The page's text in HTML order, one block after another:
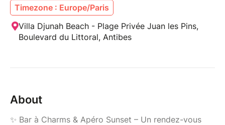
Timezone : Europe/Paris
Villa Djunah Beach - Plage Privée Juan les Pins,
Boulevard du Littoral, Antibes
About
✨ Bar à Charms & Apéro Sunset – Un rendez-vous